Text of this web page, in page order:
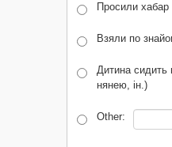
Просили хабар
Взяли по
Дитина
нянею, ін.)
Other: